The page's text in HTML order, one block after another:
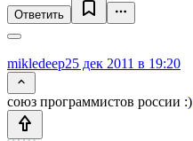
Ответить
mikledeep25 дек 2011 в 19:20
союз программистов россии :)